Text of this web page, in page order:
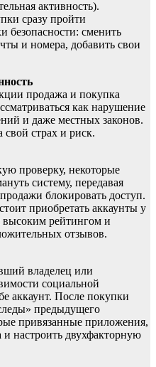
активность).
сразу пройти
безопасности: сменить
и номера, добавить свои
продажа и покупка
как нарушение
и даже местных законов.
свой страх и риск.
проверку, некоторые
систему, передавая
блокировать доступ.
приобретать аккаунты у
рейтингом и
отзывов.
владелец или
социальной
аккаунт. После покупки
предыдущего
привязанные приложения,
настроить двухфакторную